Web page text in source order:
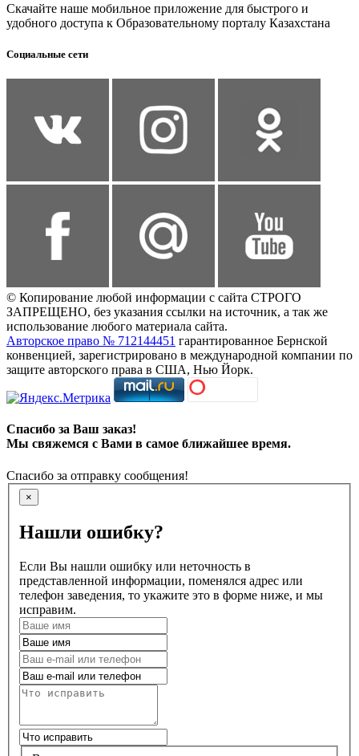
Скачайте наше мобильное приложение для быстрого и
удобного доступа к Образовательному порталу Казахстана
Социальные сети
© Копирование любой информации с сайта СТРОГО
ЗАПРЕЩЕНО, без указания ссылки на источник, а так же
использование любого материала сайта.
Авторское право № 712144451 гарантированное Бернской
конвенцией, зарегистрировано в международной компании по
защите авторского права в США, Нью Йорк.
Спасибо за Ваш заказ!
Мы свяжемся с Вами в самое ближайшее время.
Спасибо за отправку сообщения!
×
Нашли ошибку?
Если Вы нашли ошибку или неточность в
представленной информации, поменялся адрес или
телефон заведения, то укажите это в форме ниже, и мы
исправим.